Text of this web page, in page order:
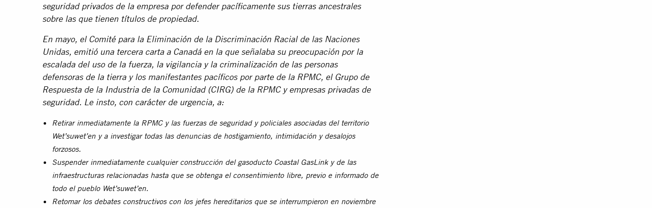
seguridad privados de la empresa por defender pacíficamente sus tierras ancestrales
sobre las que tienen títulos de propiedad.
En mayo, el Comité para la Eliminación de la Discriminación Racial de las Naciones
Unidas, emitió una tercera carta a Canadá en la que señalaba su preocupación por la
escalada del uso de la fuerza, la vigilancia y la criminalización de las personas
defensoras de la tierra y los manifestantes pacíficos por parte de la RPMC, el Grupo de
Respuesta de la Industria de la Comunidad (CIRG) de la RPMC y empresas privadas de
seguridad. Le insto, con carácter de urgencia, a:
Retirar inmediatamente la RPMC y las fuerzas de seguridad y policiales asociadas del territorio
Wet’suwet’en y a investigar todas las denuncias de hostigamiento, intimidación y desalojos
forzosos.
Suspender inmediatamente cualquier construcción del gasoducto Coastal GasLink y de las
infraestructuras relacionadas hasta que se obtenga el consentimiento libre, previo e informado de
todo el pueblo Wet’suwet’en.
Retomar los debates constructivos con los jefes hereditarios que se interrumpieron en noviembre